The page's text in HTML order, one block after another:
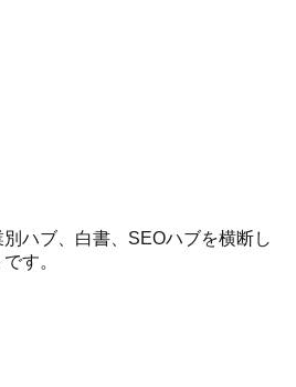
ハブ、白書、SEOハブを横断し
す。